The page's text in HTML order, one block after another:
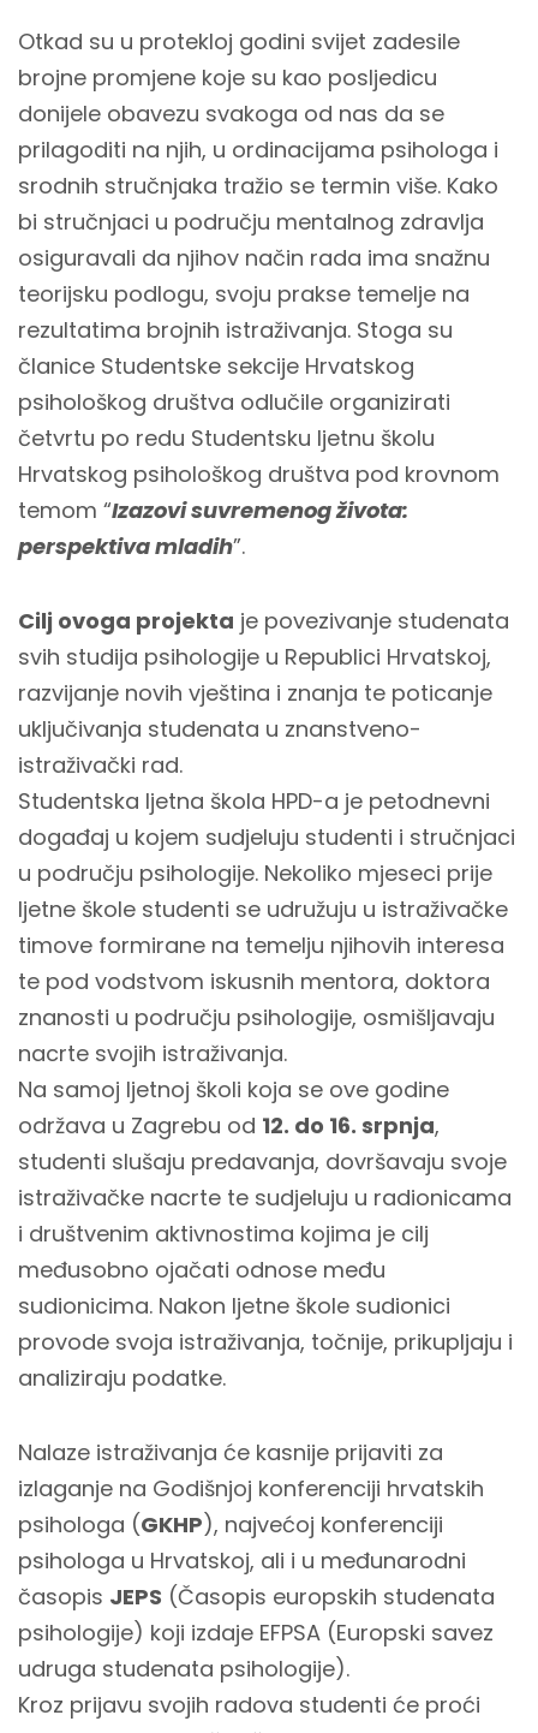
Otkad su u protekloj godini svijet zadesile
brojne promjene koje su kao posljedicu
donijele obavezu svakoga od nas da se
prilagoditi na njih, u ordinacijama psihologa i
srodnih stručnjaka tražio se termin više. Kako
bi stručnjaci u području mentalnog zdravlja
osiguravali da njihov način rada ima snažnu
teorijsku podlogu, svoju prakse temelje na
rezultatima brojnih istraživanja. Stoga su
članice Studentske sekcije Hrvatskog
psihološkog društva odlučile organizirati
četvrtu po redu Studentsku ljetnu školu
Hrvatskog psihološkog društva pod krovnom
temom “Izazovi suvremenog života:
perspektiva mladih”.
Cilj ovoga projekta je povezivanje studenata
svih studija psihologije u Republici Hrvatskoj,
razvijanje novih vještina i znanja te poticanje
uključivanja studenata u znanstveno-
istraživački rad.
Studentska ljetna škola HPD-a je petodnevni
događaj u kojem sudjeluju studenti i stručnjaci
u području psihologije. Nekoliko mjeseci prije
ljetne škole studenti se udružuju u istraživačke
timove formirane na temelju njihovih interesa
te pod vodstvom iskusnih mentora, doktora
znanosti u području psihologije, osmišljavaju
nacrte svojih istraživanja.
Na samoj ljetnoj školi koja se ove godine
održava u Zagrebu od 12. do 16. srpnja,
studenti slušaju predavanja, dovršavaju svoje
istraživačke nacrte te sudjeluju u radionicama
i društvenim aktivnostima kojima je cilj
međusobno ojačati odnose među
sudionicima. Nakon ljetne škole sudionici
provode svoja istraživanja, točnije, prikupljaju i
analiziraju podatke.
Nalaze istraživanja će kasnije prijaviti za
izlaganje na Godišnjoj konferenciji hrvatskih
psihologa (GKHP), najvećoj konferenciji
psihologa u Hrvatskoj, ali i u međunarodni
časopis JEPS (Časopis europskih studenata
psihologije) koji izdaje EFPSA (Europski savez
udruga studenata psihologije).
Kroz prijavu svojih radova studenti će proći